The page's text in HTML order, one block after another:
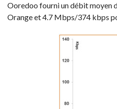
Ooredoo fourni un débit moyen
Orange et 4.7 Mbps/374 kbps